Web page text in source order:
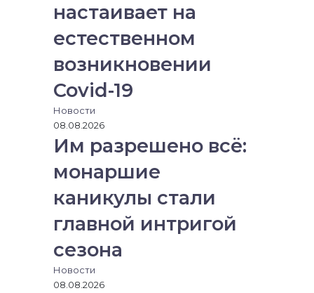
настаивает на
естественном
возникновении
Covid-19
Новости
08.08.2026
Им разрешено всё:
монаршие
каникулы стали
главной интригой
сезона
Новости
08.08.2026